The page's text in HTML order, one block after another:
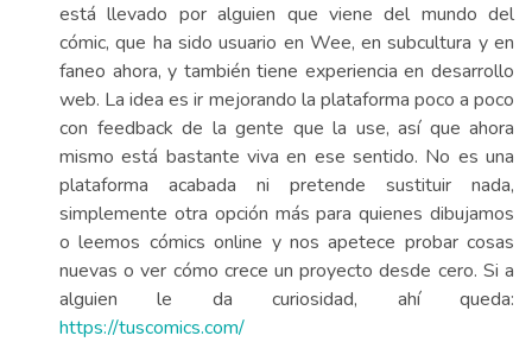
está llevado por alguien que viene del mundo del
cómic, que ha sido usuario en Wee, en subcultura y en
faneo ahora, y también tiene experiencia en desarrollo
web. La idea es ir mejorando la plataforma poco a poco
con feedback de la gente que la use, así que ahora
mismo está bastante viva en ese sentido. No es una
plataforma acabada ni pretende sustituir nada,
simplemente otra opción más para quienes dibujamos
o leemos cómics online y nos apetece probar cosas
nuevas o ver cómo crece un proyecto desde cero. Si a
alguien le da curiosidad, ahí queda:
https://tuscomics.com/